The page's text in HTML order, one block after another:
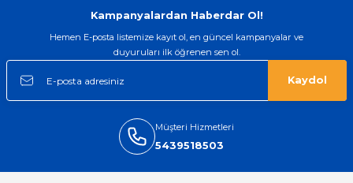
Kampanyalardan Haberdar Ol!
Hemen E-posta listemize kayıt ol, en güncel kampanyalar ve
duyuruları ilk öğrenen sen ol.
Kaydol
Müşteri Hizmetleri
5439518503